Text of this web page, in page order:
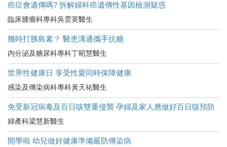
癌症會遺傳嗎? 拆解婦科癌遺傳性基因檢測疑惑
臨床腫瘤科專科吳雲英醫生
幾時打胰島素？ 醫患溝通攜手抗糖
内分泌及糖尿科專科丁昭慧醫生
世界性健康日 享受性愛同時保障健康
感染及傳染病科專科黃天祐醫生
免受新冠病毒及百日咳雙重侵襲 孕婦及家人應做好百日咳預防
婦產科梁慧新醫生
開學啦 幼兒做好健康準備嚴防傳染病